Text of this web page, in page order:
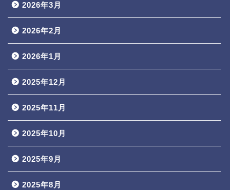
2026年3月
2026年2月
2026年1月
2025年12月
2025年11月
2025年10月
2025年9月
2025年8月